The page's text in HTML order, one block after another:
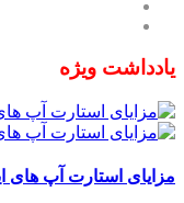
یادداشت ویژه
مزایای استارت آپ های